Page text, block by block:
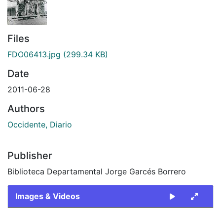
Files
FDO06413.jpg (299.34 KB)
Date
2011-06-28
Authors
Occidente, Diario
Publisher
Biblioteca Departamental Jorge Garcés Borrero
Images & Videos